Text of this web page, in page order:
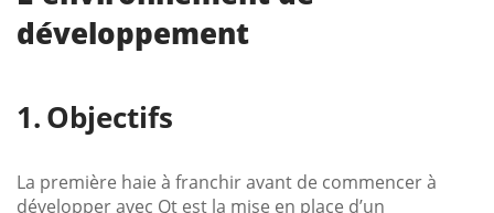
développement
Objectifs
La première haie à franchir avant de commencer à
développer avec Qt est la mise en place d’un